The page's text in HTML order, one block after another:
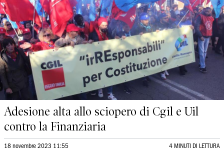
Adesione alta allo sciopero di Cgil e Uil
contro la Finanziaria
18 novembre 2023 11:55 4 MINUTI DI LETTURA